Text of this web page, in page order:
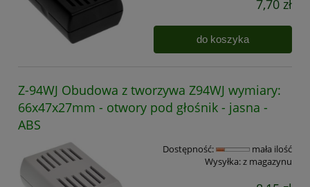
7,70 zł
do koszyka
Z-94WJ Obudowa z tworzywa Z94WJ wymiary:
66x47x27mm - otwory pod głośnik - jasna -
ABS
Dostępność:
mała ilość
Wysyłka:z magazynu